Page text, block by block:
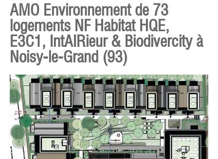
AMO Environnement de 73
logements NF Habitat HQE,
E3C1, IntAIRieur & Biodivercity à
Noisy-le-Grand (93)